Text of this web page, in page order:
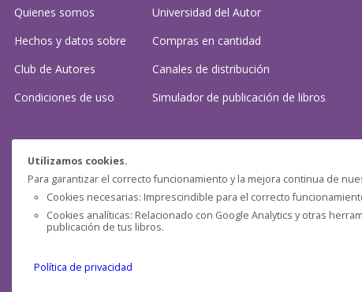
Utilizamos cookies.
Para garantizar el correcto funcionamiento y la mejora continua de
Cookies necesarias: Imprescindible para el correcto
Cookies analíticas: Relacionado con Google Analytics y otras
publicación de tus libros.
Política de privacidad
Quienes somos
Hechos y datos sobre
Club de Autores
Condiciones de uso
Universidad del Autor
Compras en cantidad
Canales de distribución
Simulador de publicación de libros
¿Necesitas ayuda?
Preguntas frecuentes
Contacta con nosotros: (contacto@clubdeautores.com )
Pensática Lda., Número de Identificação Fiscal 517215560